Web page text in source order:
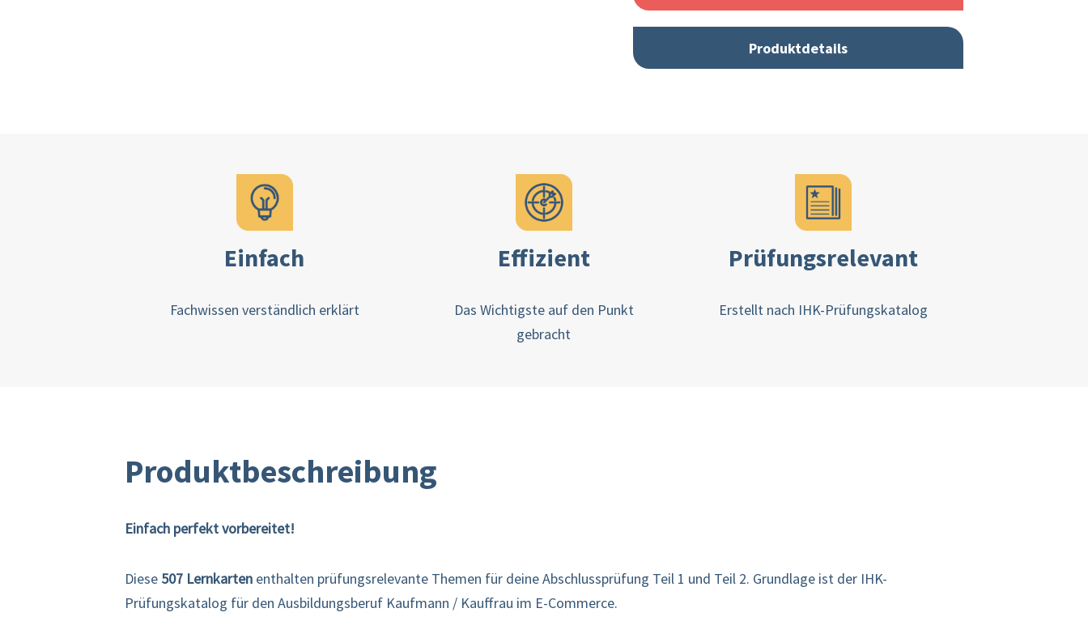
Produktdetails
Einfach Effizient Prüfungsrelevant
Fachwissen verständlich erklärt
Das Wichtigste auf den Punkt
gebracht
Erstellt nach IHK-Prüfungskatalog
Produktbeschreibung
Einfach perfekt vorbereitet!
Diese 507 Lernkarten enthalten prüfungsrelevante Themen für deine Abschlussprüfung Teil 1 und Teil 2. Grundlage ist der IHK-
Prüfungskatalog für den Ausbildungsberuf Kaufmann / Kauffrau im E-Commerce.